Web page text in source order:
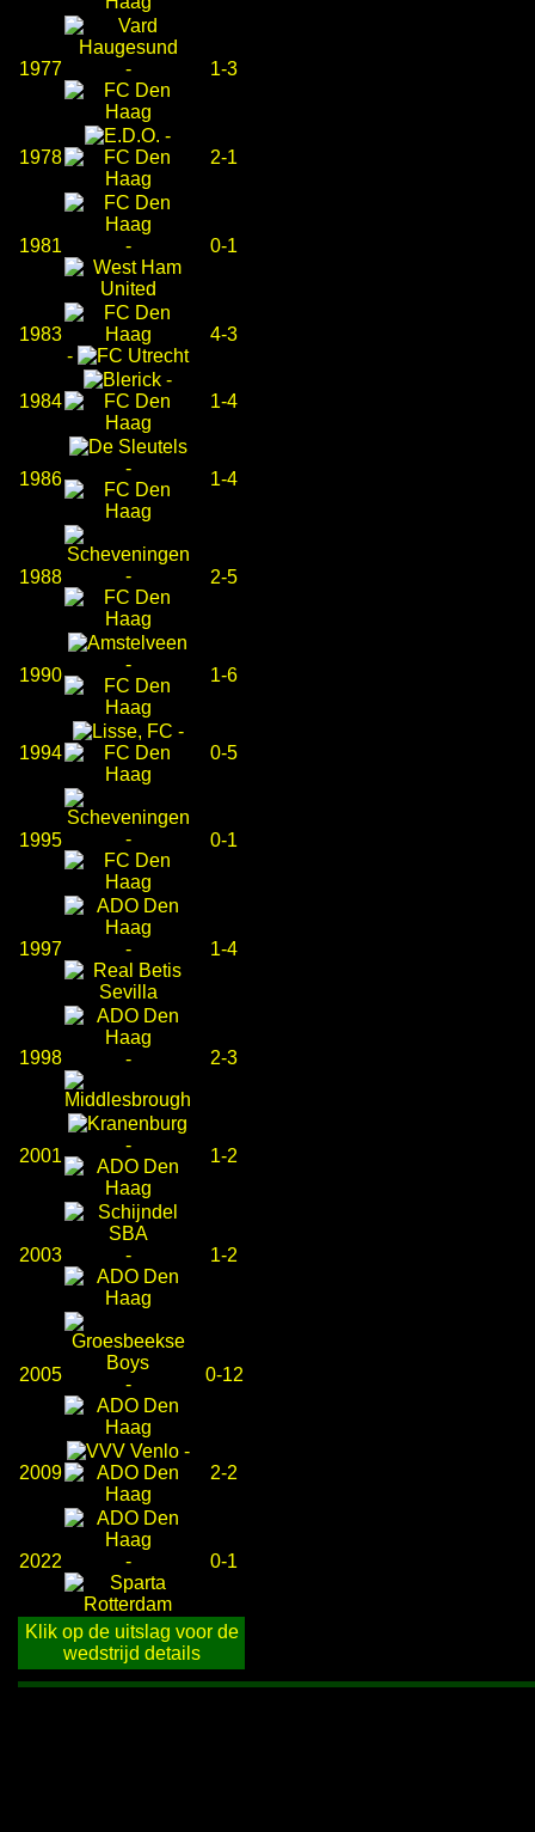
1977 - 1-3
1978
-
2-1
1981 - 0-1
1983
-
4-3
1984
-
1-4
1986
-
1-4
1988 - 2-5
1990
-
1-6
1994
-
0-5
1995 - 0-1
1997 - 1-4
1998 - 2-3
2001
-
1-2
2003 - 1-2
2005 - 0-12
2009
-
2-2
2022 - 0-1
Klik op de uitslag voor de
wedstrijd details